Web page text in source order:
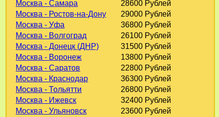
Москва - Самара
28600 Рублей
Москва - Ростов-на-Дону
29000 Рублей
Москва - Уфа
36800 Рублей
Москва - Волгоград
26100 Рублей
Москва - Донецк (ДНР)
31500 Рублей
Москва - Воронеж
13800 Рублей
Москва - Саратов
22800 Рублей
Москва - Краснодар
36300 Рублей
Москва - Тольятти
26800 Рублей
Москва - Ижевск
32400 Рублей
Москва - Ульяновск
23600 Рублей